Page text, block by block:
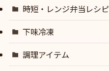
時短・レンジ弁当レシピ
下味冷凍
調理アイテム